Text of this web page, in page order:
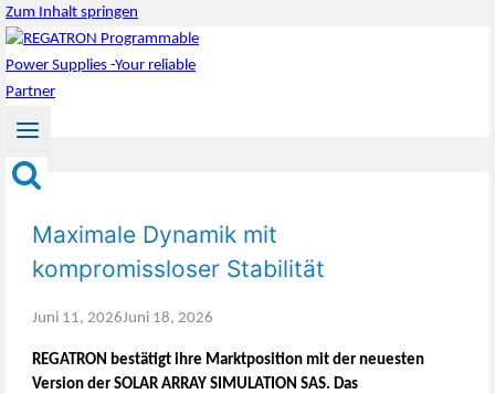
Zum Inhalt springen
Maximale Dynamik mit
kompromissloser Stabilität
Juni 11, 2026Juni 18, 2026
REGATRON bestätigt ihre Marktposition mit der neuesten
Version der SOLAR ARRAY SIMULATION SAS. Das